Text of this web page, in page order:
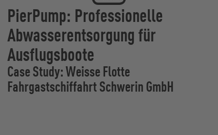
PierPump: Professionelle
Abwasserentsorgung für
Ausflugsboote
Case Study: Weisse Flotte
Fahrgastschiffahrt Schwerin GmbH